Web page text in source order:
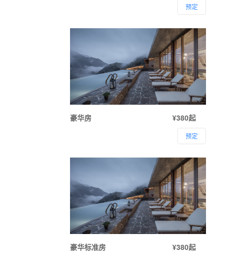
预定
豪华房 ¥380起
预定
豪华标准房 ¥380起